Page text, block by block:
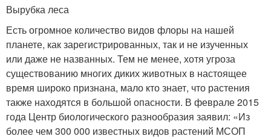
Вырубка леса
Есть огромное количество видов флоры на нашей
планете, как зарегистрированных, так и не изученных
или даже не названных. Тем не менее, хотя угроза
существованию многих диких животных в настоящее
время широко признана, мало кто знает, что растения
также находятся в большой опасности. В феврале 2015
года Центр биологического разнообразия заявил: «Из
более чем 300 000 известных видов растений МСОП